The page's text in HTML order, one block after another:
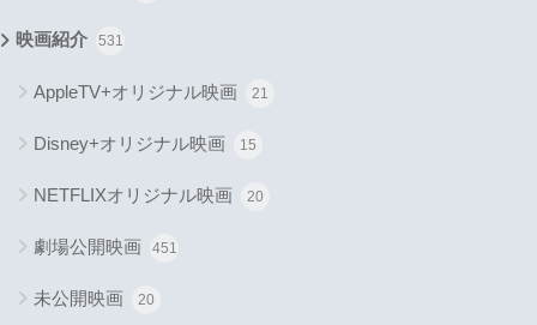
映画紹介 531
AppleTV+オリジナル映画 21
Disney+オリジナル映画 15
NETFLIXオリジナル映画 20
劇場公開映画 451
未公開映画 20